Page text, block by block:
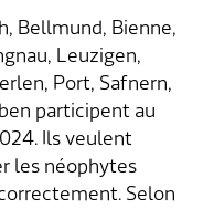
Bellmund, Bienne,
Leuzigen,
Port, Safnern,
participent au
Ils veulent
les néophytes
Selon